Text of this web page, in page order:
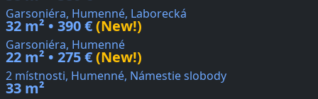
Garsoniéra, Humenné, Laborecká
32 m² • 390 €(New!)
Garsoniéra, Humenné
22 m² • 275 €(New!)
2 místnosti, Humenné, Námestie slobody
33 m²